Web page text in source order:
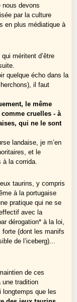
nous devons
par la culture
en plus médiatique à
méritent d’être
quelque écho dans la
il faut
le même
cruelles - à
qui ne le sont
landaise, je m’en
et le
la corrida.
taurins, y compris
à la portugaise
pratique qui ne se
avec la
dérogation* à la loi,
forte (dont les manifs
de l’iceberg)...
de ces
une tradition
longtemps que les